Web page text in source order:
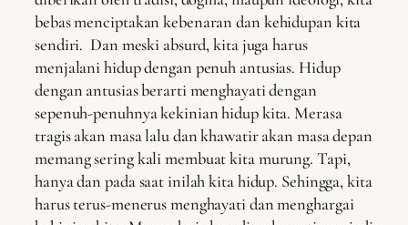
bebas menciptakan kebenaran dan kehidupan kita
sendiri. Dan meski absurd, kita juga harus
menjalani hidup dengan penuh antusias. Hidup
dengan antusias berarti menghayati dengan
sepenuh-penuhnya kekinian hidup kita. Merasa
tragis akan masa lalu dan khawatir akan masa depan
memang sering kali membuat kita murung. Tapi,
hanya dan pada saat inilah kita hidup. Sehingga, kita
harus terus-menerus menghayati dan menghargai